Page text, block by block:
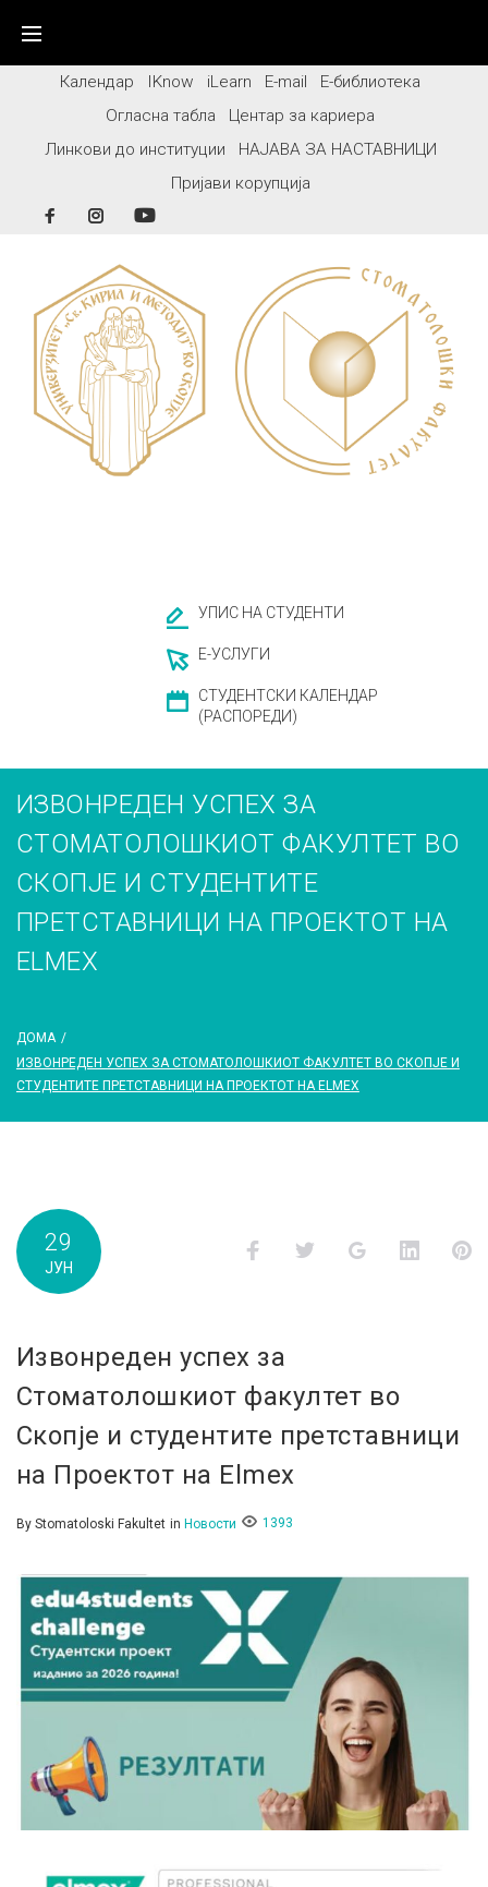
contentКалендар IKnow iLearn E-mail
Е-библиотека
Огласна табла
Центар за кариера
Линкови до институции
НАЈАВА ЗА НАСТАВНИЦИ
Пријави корупција
FacebookInstagram
УПИС НА СТУДЕНТИ
Е-УСЛУГИ
СТУДЕНТСКИ КАЛЕНДАР
(РАСПОРЕДИ)
ИЗВОНРЕДЕН УСПЕХ ЗА
СТОМАТОЛОШКИОТ ФАКУЛТЕТ ВО
СКОПЈЕ И СТУДЕНТИТЕ
ПРЕТСТАВНИЦИ НА ПРОЕКТОТ НА
ELMEX
ДОМА /
ИЗВОНРЕДЕН УСПЕХ ЗА СТОМАТОЛОШКИОТ ФАКУЛТЕТ ВО СКОПЈЕ И
СТУДЕНТИТЕ ПРЕТСТАВНИЦИ НА ПРОЕКТОТ НА ELMEX
29
ЈУН
FacebookTwitter Google+
Извонреден успех за
Стоматолошкиот факултет во
Скопје и студентите претставници
на Проектот на Elmex
By Stomatoloski Fakultet in Новости 1393